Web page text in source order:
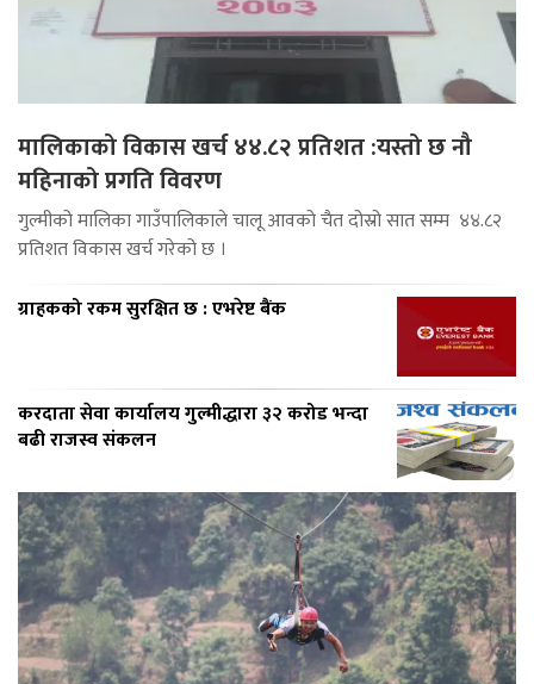
मालिकाको विकास खर्च ४४.८२ प्रतिशत :यस्तो छ नौ
महिनाको प्रगति विवरण
गुल्मीको मालिका गाउँपालिकाले चालू आवको चैत दोस्रो सात सम्म ४४.८२
प्रतिशत विकास खर्च गरेको छ ।
ग्राहकको रकम सुरक्षित छ : एभरेष्ट बैंक
करदाता सेवा कार्यालय गुल्मीद्धारा ३२ करोड भन्दा
बढी राजस्व संकलन